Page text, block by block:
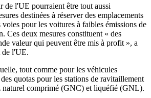
de l'UE pourraient être tout aussi
destinées à réserver des emplacements
voies pour les voitures à faibles émissions de
Ces deux mesures constituent « des
valeur qui peuvent être mis à profit », a
de l'UE.
tout comme pour les véhicules
quotas pour les stations de ravitaillement
naturel comprimé (GNC) et liquéfié (GNL).